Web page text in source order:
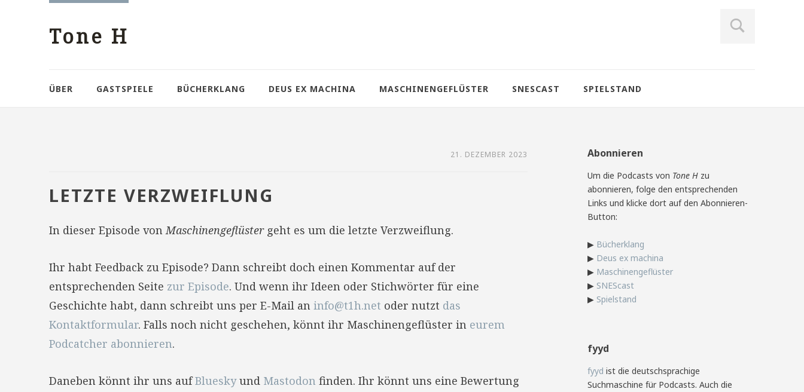
Tone H
ÜBER GASTSPIELE BÜCHERKLANG DEUS EX MACHINA MASCHINENGEFLÜSTER SNESCAST SPIELSTAND
21. DEZEMBER 2023
LETZTE VERZWEIFLUNG
In dieser Episode vonMaschinengeflüstergeht es um die letzte Verzweiflung.
Ihr habt Feedback zu Episode? Dann schreibt doch einen Kommentar auf der
entsprechenden Seite zur Episode. Und wenn ihr Ideen oder Stichwörter für eine
Geschichte habt, dann schreibt uns per E-Mail an info@t1h.net oder nutzt das
Kontaktformular. Falls noch nicht geschehen, könnt ihr Maschinengeflüster in eurem
Podcatcher abonnieren.
Daneben könnt ihr uns aufBlueskyund Mastodon finden. Ihr könnt uns eine Bewertung
Abonnieren
Um die Podcasts von Tone H zu
abonnieren, folge den entsprechenden
Links und klicke dort auf den Abonnieren-
Button:
▶ Bücherklang
▶ Deus ex machina
▶ Maschinengeflüster
▶ SNEScast
▶ Spielstand
fyyd
fyyd ist die deutschsprachige
Suchmaschine für Podcasts. Auch die